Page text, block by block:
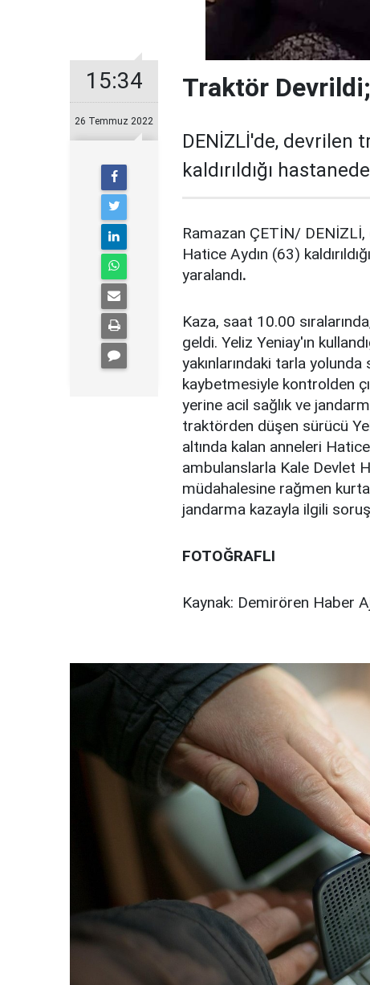
15:34
26 Temmuz 2022
Traktör Devrildi;
DENİZLİ'de, devrilen
kaldırıldığı
Ramazan ÇETİN/
Hatice Aydın (63)
yaralandı.
Kaza, saat 10.00
geldi. Yeliz Yeniay'ın
yakınlarındaki tarla
kaybetmesiyle kontrolden
yerine acil sağlık ve
traktörden düşen sürücü
altında kalan anneleri Hatice
ambulanslarla Kale Devlet
müdahalesine rağmen
jandarma kazayla ilgili
FOTOĞRAFLI
Kaynak: Demirören Haber